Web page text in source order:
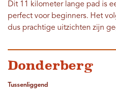
Dit 11 kilometer lange pad is
perfect voor beginners. Het
dus prachtige uitzichten zijn
Donderberg
Tussenliggend